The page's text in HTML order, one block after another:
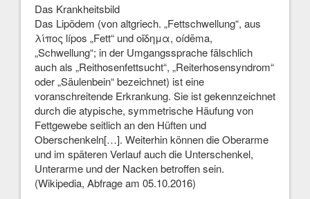
Das Krankheitsbild
Das Lipödem (von altgriech. „Fettschwellung“, aus
λίπος lípos „Fett“ und οἴδημα, oídēma,
„Schwellung“; in der Umgangssprache fälschlich
auch als „Reithosenfettsucht“, „Reiterhosensyndrom“
oder „Säulenbein“ bezeichnet) ist eine
voranschreitende Erkrankung. Sie ist gekennzeichnet
durch die atypische, symmetrische Häufung von
Fettgewebe seitlich an den Hüften und
Oberschenkeln[…]. Weiterhin können die Oberarme
und im späteren Verlauf auch die Unterschenkel,
Unterarme und der Nacken betroffen sein.
(Wikipedia, Abfrage am 05.10.2016)